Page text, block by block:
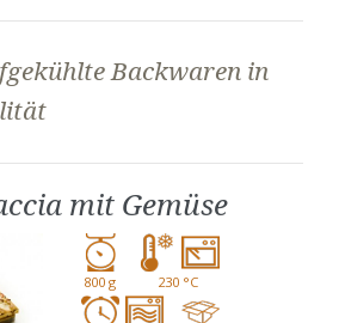
Backwaren in
mit Gemüse
800 g 230 °C